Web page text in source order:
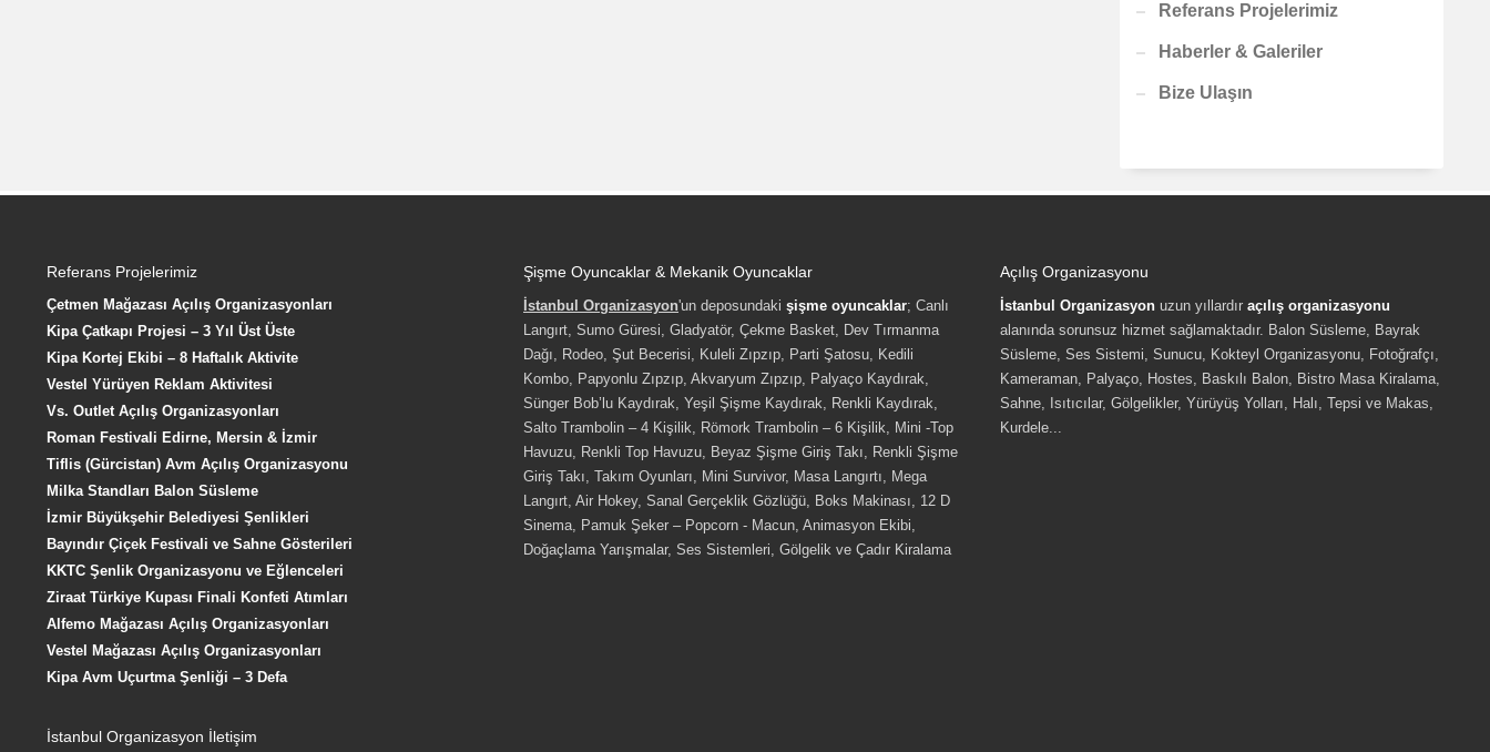
Referans Projelerimiz
Haberler & Galeriler
Bize Ulaşın
Referans Projelerimiz
Çetmen Mağazası Açılış Organizasyonları
Kipa Çatkapı Projesi – 3 Yıl Üst Üste
Kipa Kortej Ekibi – 8 Haftalık Aktivite
Vestel Yürüyen Reklam Aktivitesi
Vs. Outlet Açılış Organizasyonları
Roman Festivali Edirne, Mersin & İzmir
Tiflis (Gürcistan) Avm Açılış Organizasyonu
Milka Standları Balon Süsleme
İzmir Büyükşehir Belediyesi Şenlikleri
Bayındır Çiçek Festivali ve Sahne Gösterileri
KKTC Şenlik Organizasyonu ve Eğlenceleri
Ziraat Türkiye Kupası Finali Konfeti Atımları
Alfemo Mağazası Açılış Organizasyonları
Vestel Mağazası Açılış Organizasyonları
Kipa Avm Uçurtma Şenliği – 3 Defa
İstanbul Organizasyon İletişim
Şişme Oyuncaklar & Mekanik Oyuncaklar
İstanbul Organizasyon'un deposundaki şişme oyuncaklar; Canlı
Langırt, Sumo Güresi, Gladyatör, Çekme Basket, Dev Tırmanma
Dağı, Rodeo, Şut Becerisi, Kuleli Zıpzıp, Parti Şatosu, Kedili
Kombo, Papyonlu Zıpzıp, Akvaryum Zıpzıp, Palyaço Kaydırak,
Sünger Bob’lu Kaydırak, Yeşil Şişme Kaydırak, Renkli Kaydırak,
Salto Trambolin – 4 Kişilik, Römork Trambolin – 6 Kişilik, Mini -Top
Havuzu, Renkli Top Havuzu, Beyaz Şişme Giriş Takı, Renkli Şişme
Giriş Takı, Takım Oyunları, Mini Survivor, Masa Langırtı, Mega
Langırt, Air Hokey, Sanal Gerçeklik Gözlüğü, Boks Makinası, 12 D
Sinema, Pamuk Şeker – Popcorn - Macun, Animasyon Ekibi,
Doğaçlama Yarışmalar, Ses Sistemleri, Gölgelik ve Çadır Kiralama
Açılış Organizasyonu
İstanbul Organizasyon uzun yıllardır açılış organizasyonu
alanında sorunsuz hizmet sağlamaktadır. Balon Süsleme, Bayrak
Süsleme, Ses Sistemi, Sunucu, Kokteyl Organizasyonu, Fotoğrafçı,
Kameraman, Palyaço, Hostes, Baskılı Balon, Bistro Masa Kiralama,
Sahne, Isıtıcılar, Gölgelikler, Yürüyüş Yolları, Halı, Tepsi ve Makas,
Kurdele...